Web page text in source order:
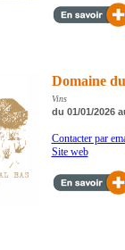
Domaine
Vins
du 01/01/2026
Contacter par
Site web